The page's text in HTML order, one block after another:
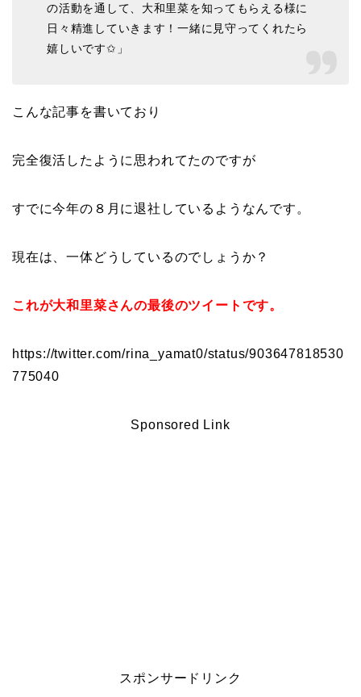
の活動を通して、大和里菜を知ってもらえる様に
日々精進していきます！一緒に見守ってくれたら
嬉しいです✩」
こんな記事を書いており
完全復活したように思われてたのですが
すでに今年の８月に退社しているようなんです。
現在は、一体どうしているのでしょうか？
これが大和里菜さんの最後のツイートです。
https://twitter.com/rina_yamat0/status/903647818530
775040
Sponsored Link
スポンサードリンク